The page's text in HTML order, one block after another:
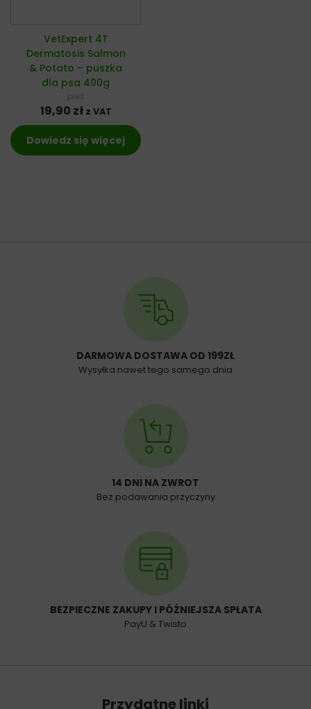
VetExpert 4T
Dermatosis Salmon
& Potato – puszka
dla psa 400g
pies
19,90 zł z VAT
Dowiedz się więcej
DARMOWA DOSTAWA OD 199ZŁ
Wysyłka nawet tego samego dnia
14 DNI NA ZWROT
Bez podawania przyczyny
BEZPIECZNE ZAKUPY I PÓŹNIEJSZA SPŁATA
PayU & Twisto
Przydatne linki